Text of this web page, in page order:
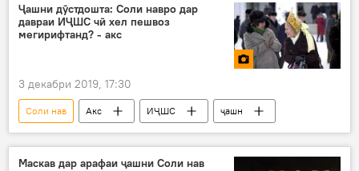
Ҷашни дӯстдошта: Соли навро дар
давраи ИҶШС чӣ хел пешвоз
мегирифтанд? - акс
3 декабри 2019, 17:30
Соли нав Акс ИҶШС ҷашн
Маскав дар арафаи ҷашни Соли нав